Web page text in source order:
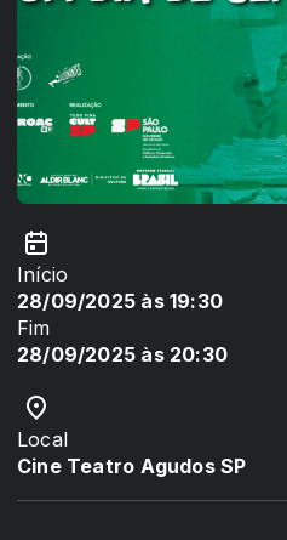
Início
28/09/2025 às 19:30
Fim
28/09/2025 às 20:30
Local
Cine Teatro Agudos SP